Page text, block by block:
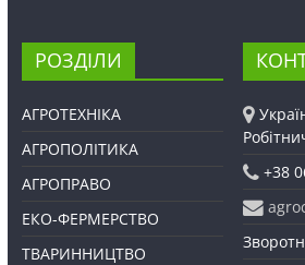
РОЗДІЛИ
АГРОТЕХНІКА
АГРОПОЛІТИКА
АГРОПРАВО
ЕКО-ФЕРМЕРСТВО
ТВАРИННИЦТВО
+38